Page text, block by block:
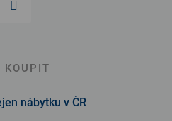
KOUPIT
nábytku v ČR